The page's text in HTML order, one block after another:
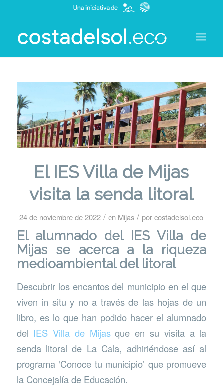
El IES Villa de Mijas
visita la senda litoral
24 de noviembre de 2022 / en Mijas / porcostadelsol.eco
El alumnado del IES Villa de
Mijas se acerca a la riqueza
medioambiental del litoral
Descubrir los encantos del municipio en el que
viven in situ y no a través de las hojas de un
libro, es lo que han podido hacer el alumnado
del IES Villa de Mijasque en su visita a la
senda litoral de La Cala, adhiriéndose así al
programa ‘Conoce tu municipio’ que promueve
la Concejalía de Educación.